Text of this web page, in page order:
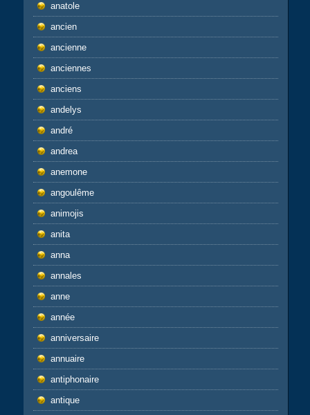
anatole
ancien
ancienne
anciennes
anciens
andelys
andré
andrea
anemone
angoulême
animojis
anita
anna
annales
anne
année
anniversaire
annuaire
antiphonaire
antique